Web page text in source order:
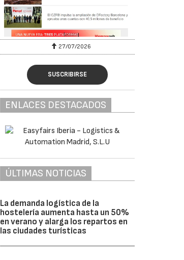
27/07/2026
SUSCRIBIRSE
ENLACES DESTACADOS
ÚLTIMAS NOTICIAS
La demanda logística de la
hostelería aumenta hasta un 50%
en verano y alarga los repartos en
las ciudades turísticas